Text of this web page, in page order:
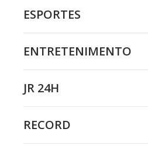
ESPORTES
ENTRETENIMENTO
JR 24H
RECORD